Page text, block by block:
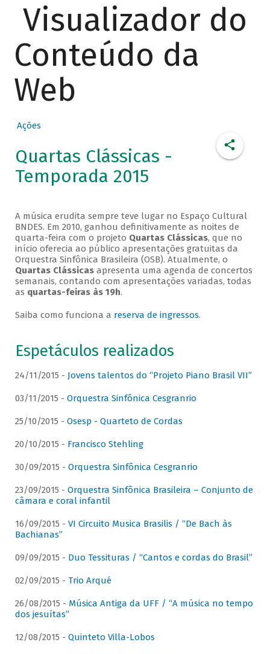
Visualizador do
Conteúdo da
Web
Ações
Quartas Clássicas -
Temporada 2015
A música erudita sempre teve lugar no Espaço Cultural
BNDES. Em 2010, ganhou definitivamente as noites de
quarta-feira com o projeto Quartas Clássicas, que no
início oferecia ao público apresentações gratuitas da
Orquestra Sinfônica Brasileira (OSB). Atualmente, o
Quartas Clássicasapresenta uma agenda de concertos
semanais, contando com apresentações variadas, todas
as quartas-feiras às 19h.
Saiba como funciona a reserva de ingressos.
Espetáculos realizados
24/11/2015 - Jovens talentos do “Projeto Piano Brasil VII”
03/11/2015 - Orquestra Sinfônica Cesgranrio
25/10/2015 - Osesp - Quarteto de Cordas
20/10/2015 - Francisco Stehling
30/09/2015 - Orquestra Sinfônica Cesgranrio
23/09/2015 - Orquestra Sinfônica Brasileira – Conjunto de
câmara e coral infantil
16/09/2015 - VI Circuito Musica Brasilis / “De Bach às
Bachianas”
09/09/2015 - Duo Tessituras / “Cantos e cordas do Brasil”
02/09/2015 - Trio Arqué
26/08/2015 - Música Antiga da UFF / “A música no tempo
dos jesuítas”
12/08/2015 - Quinteto Villa-Lobos